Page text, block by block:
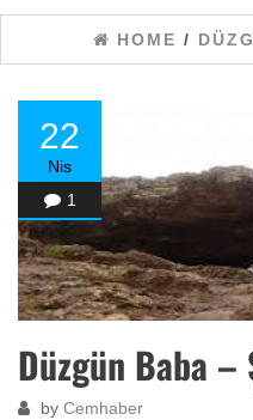
HOME /
22
Nis
1
Düzgün Baba –
by Cemhaber